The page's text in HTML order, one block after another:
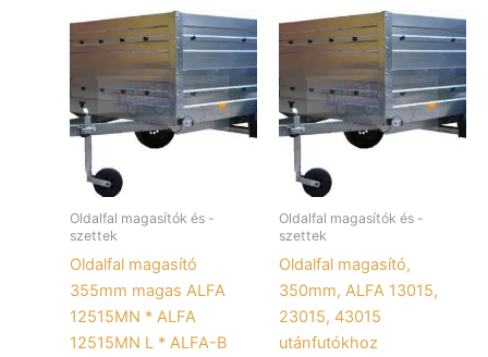
Oldalfal magasítók és -
szettek
Oldalfal magasító
355mm magas ALFA
12515MN * ALFA
12515MN L * ALFA-B
Oldalfal magasítók és -
szettek
Oldalfal magasító,
350mm, ALFA 13015,
23015, 43015
utánfutókhoz